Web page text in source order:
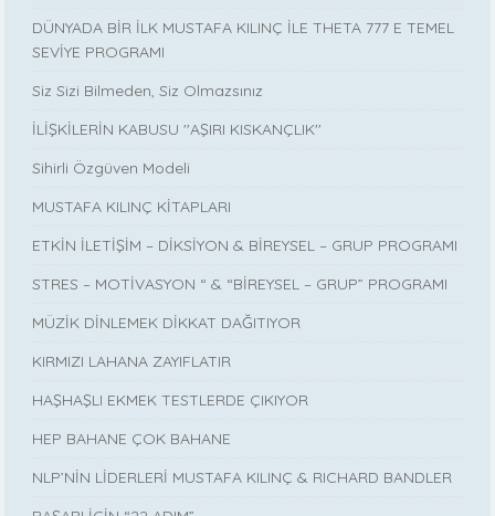
DÜNYADA BİR İLK MUSTAFA KILINÇ İLE THETA 777 E TEMEL
SEVİYE PROGRAMI
Siz Sizi Bilmeden, Siz Olmazsınız
İLİŞKİLERİN KABUSU ''AŞIRI KISKANÇLIK''
Sihirli Özgüven Modeli
MUSTAFA KILINÇ KİTAPLARI
ETKİN İLETİŞİM – DİKSİYON & BİREYSEL – GRUP PROGRAMI
STRES – MOTİVASYON “ & “BİREYSEL – GRUP” PROGRAMI
MÜZİK DİNLEMEK DİKKAT DAĞITIYOR
KIRMIZI LAHANA ZAYIFLATIR
HAŞHAŞLI EKMEK TESTLERDE ÇIKIYOR
HEP BAHANE ÇOK BAHANE
NLP’NİN LİDERLERİ MUSTAFA KILINÇ & RICHARD BANDLER